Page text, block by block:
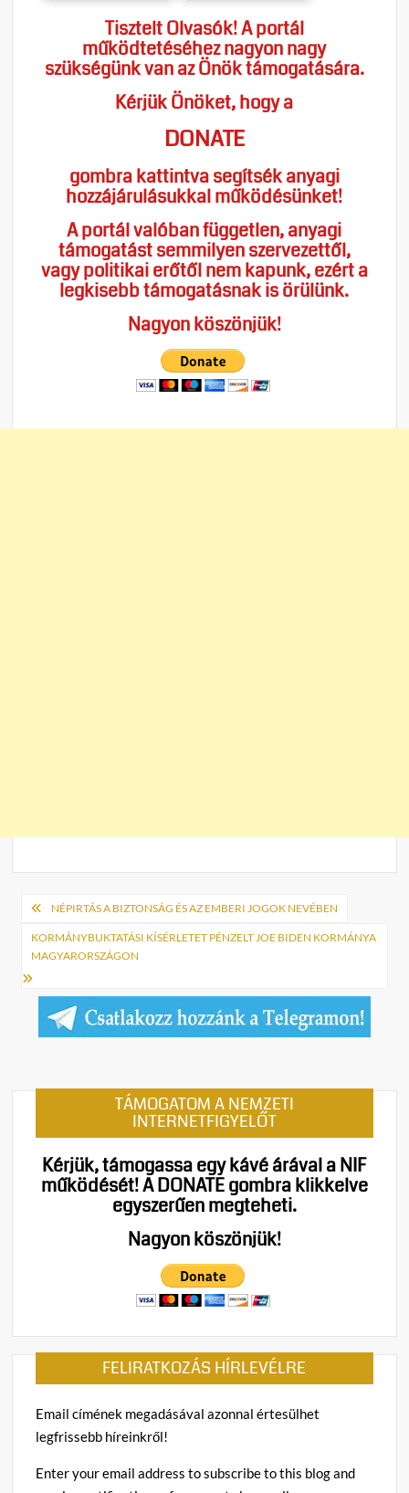
Tisztelt Olvasók! A portál
működtetéséhez nagyon nagy
szükségünk van az Önök támogatására.
Kérjük Önöket, hogy a
DONATE
gombra kattintva segítsék anyagi
hozzájárulásukkal működésünket!
A portál valóban független, anyagi
támogatást semmilyen szervezettől,
vagy politikai erőtől nem kapunk, ezért a
legkisebb támogatásnak is örülünk.
Nagyon köszönjük!
Bejegyzés
navigáció
NÉPIRTÁS A BIZTONSÁG ÉS AZ EMBERI JOGOK NEVÉBEN
KORMÁNYBUKTATÁSI KÍSÉRLETET PÉNZELT JOE BIDEN KORMÁNYA
MAGYARORSZÁGON
TÁMOGATOM A NEMZETI
INTERNETFIGYELŐT
Kérjük, támogassa egy kávé árával a NIF
működését!A DONATE gombra klikkelve
egyszerűen megteheti.
Nagyon köszönjük!
FELIRATKOZÁS HÍRLEVÉLRE
Email címének megadásával azonnal értesülhet
legfrissebb híreinkről!
Enter your email address to subscribe to this blog and